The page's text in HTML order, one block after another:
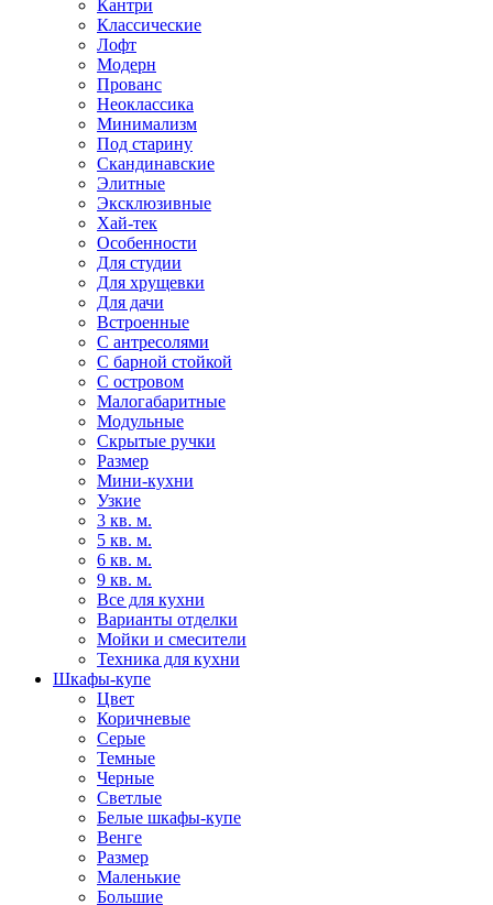
Кантри
Классические
Лофт
Модерн
Прованс
Неоклассика
Минимализм
Под старину
Скандинавские
Элитные
Эксклюзивные
Хай-тек
Особенности
Для студии
Для хрущевки
Для дачи
Встроенные
С антресолями
С барной стойкой
С островом
Малогабаритные
Модульные
Скрытые ручки
Размер
Мини-кухни
Узкие
3 кв. м.
5 кв. м.
6 кв. м.
9 кв. м.
Все для кухни
Варианты отделки
Мойки и смесители
Техника для кухни
Шкафы-купе
Цвет
Коричневые
Серые
Темные
Черные
Светлые
Белые шкафы-купе
Венге
Размер
Маленькие
Большие